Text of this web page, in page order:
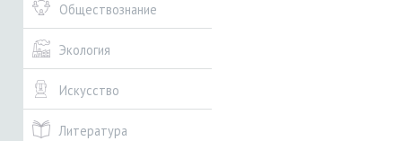
Обществознание
Экология
Искусство
Литература